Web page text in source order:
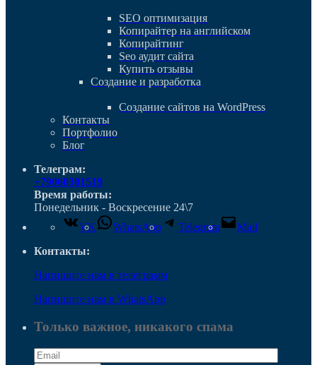
SEO оптимизация
Копирайтер на английском
Копирайтинг
Seo аудит сайта
Купить отзывы
Создание и разработка
Cоздание сайтов на WordPress
Контакты
Портфолио
Блог
Телеграм:
+79060301519
Время работы:
Понедельник - Воскресение 24\7
VK
WhatsApp Telegram
Mail
Контакты:
Напишите нам в телеграмм
Напишите нам в WhatsApp
Только важное, никакого спама